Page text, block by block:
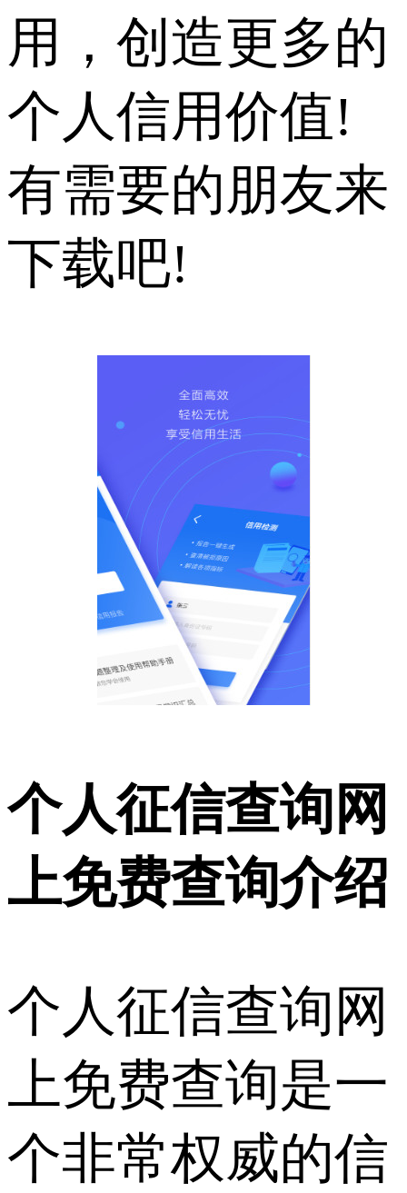
用，创造更多的
个人信用价值!
有需要的朋友来
下载吧!
个人征信查询网
上免费查询介绍
个人征信查询网
上免费查询是一
个非常权威的信